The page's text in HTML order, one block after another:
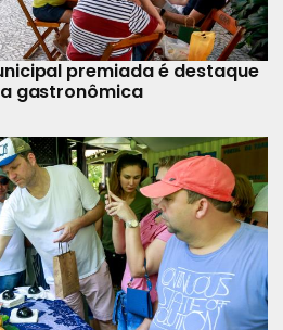
premiada é destaque
gastronômica